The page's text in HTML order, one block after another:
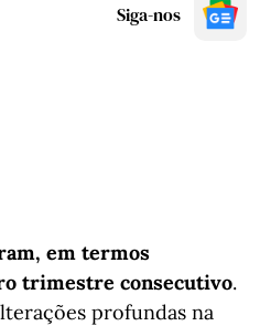
Siga-nos
em termos
trimestre consecutivo.
profundas na